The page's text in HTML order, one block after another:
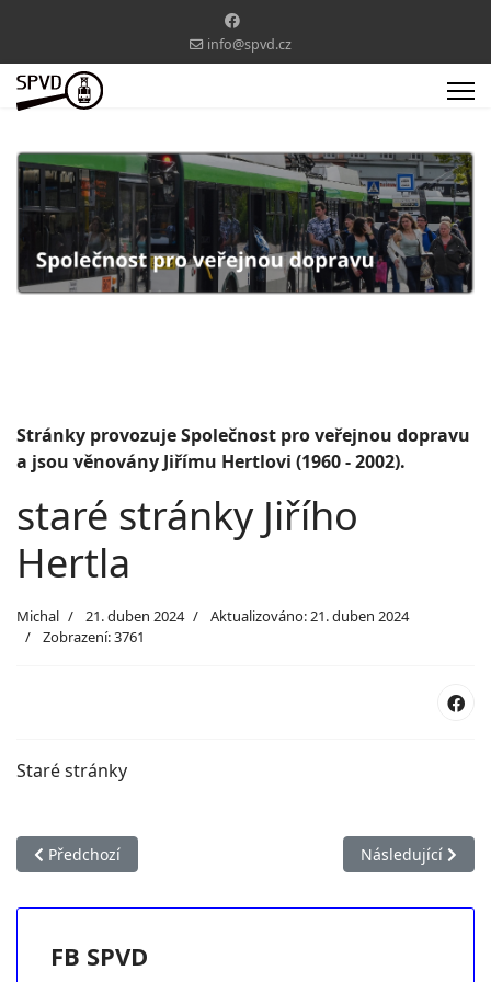
info@spvd.cz
Stránky provozuje Společnost pro veřejnou dopravu
a jsou věnovány Jiřímu Hertlovi (1960 - 2002).
staré stránky Jiřího
Hertla
Michal 21. duben 2024
Aktualizováno: 21. duben 2024
Zobrazení: 3761
Staré stránky
Předchozí článek: Kontaktní údaje
Předchozí Další článek:
Následující
FB SPVD